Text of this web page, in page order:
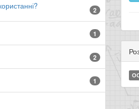
2
1
2
1